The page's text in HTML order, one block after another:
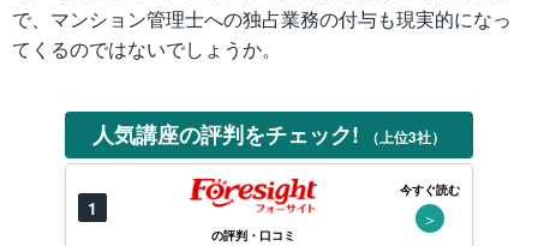
で、マンション管理士への独占業務の付与も現実的になっ
てくるのではないでしょうか。
人気講座の評判をチェック! （上位3社）
1
の評判・口コミ
今すぐ読む
＞